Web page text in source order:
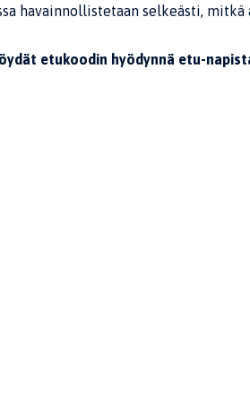
havainnollistetaan selkeästi,
etukoodin hyödynnä etu-